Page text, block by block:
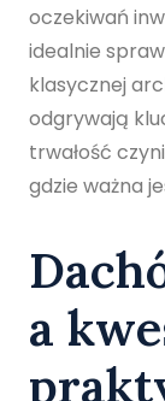
oczekiwań
idealnie
klasycznej
odgrywają
trwałość
gdzie ważna
a